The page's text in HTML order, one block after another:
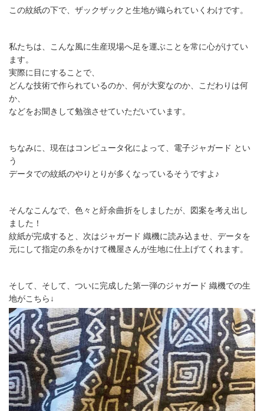
この紋紙の下で、ザックザックと生地が織られていくわけです。
私たちは、こんな風に生産現場へ足を運ぶことを常に心がけてい
ます。
実際に目にすることで、
どんな技術で作られているのか、何が大変なのか、こだわりは何
か、
などをお聞きして勉強させていただいています。
ちなみに、現在はコンピュータ化によって、電子ジャガード とい
う
データでの紋紙のやりとりが多くなっているそうですよ♪
そんなこんなで、色々と紆余曲折をしましたが、図案を考え出し
ました！
紋紙が完成すると、次はジャガード 織機に読み込ませ、 データを
元にして指定の糸をかけて機屋さんが生地に仕上げてくれます。
そして、そして、ついに完成した第一弾のジャガード 織機での生
地がこちら↓